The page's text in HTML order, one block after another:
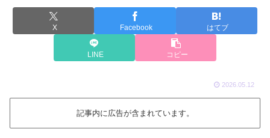
X Facebook はてブ
LINE コピー
2026.05.12
記事内に広告が含まれています。